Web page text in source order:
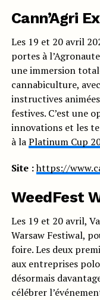
Cann’Agri
Les 19 et 20 avril
portes à
une immersion
cannabiculture,
instructives
festives. C’est une
innovations et les
à laPlatinum Cup
Site :https://
WeedFest
Les 19 et 20 avril,
Warsaw Festiwal,
foire. Les deux
aux entreprises
désormais
célébrer